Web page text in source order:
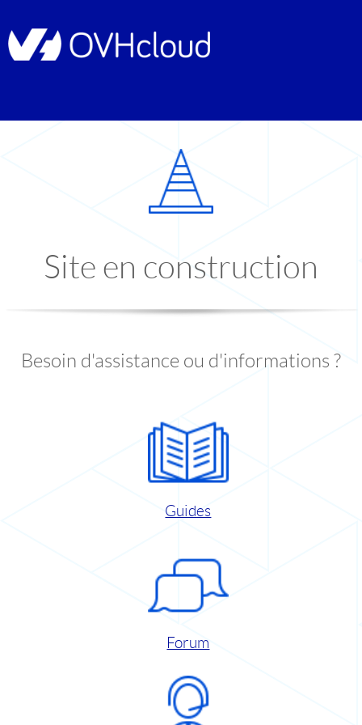
Site en construction
Besoin d'assistance ou d'informations ?
Guides
Forum